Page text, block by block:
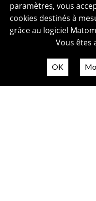
paramètres, vous
cookies destinés à
grâce au logiciel
Vous êtes
OK